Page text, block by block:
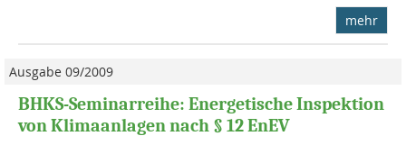
mehr
Ausgabe 09/2009
BHKS-Seminarreihe: Energetische Inspektion
von Klimaanlagen nach § 12 EnEV